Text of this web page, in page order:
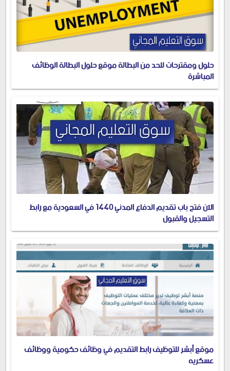
حلول ومقترحات للحد من البطالة موقع حلول البطالة الوظائف
المباشرة
الآن فتح باب تقديم الدفاع المدني 1440 في السعودية مع رابط
التسجيل والقبول
موقع أبشر للتوظيف رابط التقديم في وظائف حكومية ووظائف
عسكريه